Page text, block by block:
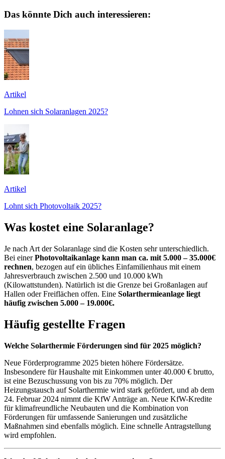
Das könnte Dich auch interessieren:
Artikel
Lohnen sich Solaranlagen 2025?
Artikel
Lohnt sich Photovoltaik 2025?
Was kostet eine Solaranlage?
Je nach Art der Solaranlage sind die Kosten sehr unterschiedlich.
Bei einerPhotovoltaikanlage kann man ca. mit 5.000 – 35.000€
rechnen, bezogen auf ein übliches Einfamilienhaus mit einem
Jahresverbrauch zwischen 2.500 und 10.000 kWh
(Kilowattstunden). Natürlich ist die Grenze bei Großanlagen auf
Hallen oder Freiflächen offen. Eine Solarthermieanlage liegt
häufig zwischen 5.000 – 19.000€.
Häufig gestellte Fragen
Welche Solarthermie Förderungen sind für 2025 möglich?
Neue Förderprogramme 2025 bieten höhere Fördersätze.
Insbesondere für Haushalte mit Einkommen unter 40.000 € brutto,
ist eine Bezuschussung von bis zu 70% möglich. Der
Heizungstausch auf Solarthermie wird stark gefördert, und ab dem
24. Februar 2024 nimmt die KfW Anträge an. Neue KfW-Kredite
für klimafreundliche Neubauten und die Kombination von
Förderungen für umfassende Sanierungen und zusätzliche
Maßnahmen sind ebenfalls möglich. Eine schnelle Antragstellung
wird empfohlen.